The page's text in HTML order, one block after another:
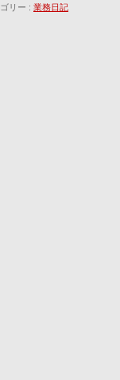
リー : 業務日記